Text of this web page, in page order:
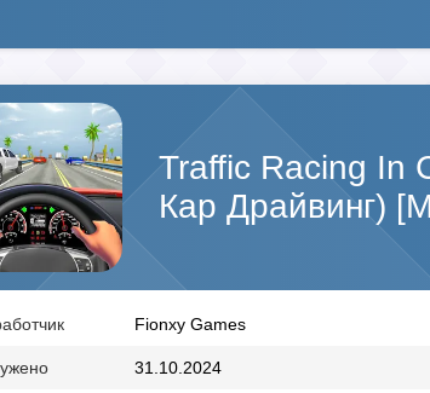
Traffic Racing In
Кар Драйвинг)
Fionxy Games
31.10.2024